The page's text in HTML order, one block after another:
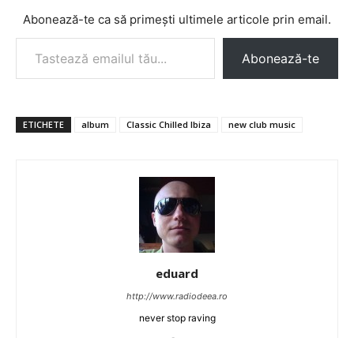
Abonează-te ca să primești ultimele articole prin email.
Tastează emailul tău...
Abonează-te
ETICHETE album Classic Chilled Ibiza new club music
eduard
http://www.radiodeea.ro
never stop raving